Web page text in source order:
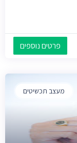
פרטים נוספים
מעצב תכשיטים